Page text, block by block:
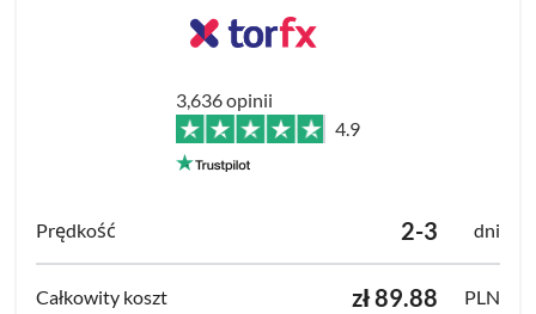
3,636 opinii
4.9
2-3 dni
zł 89.88
PLN